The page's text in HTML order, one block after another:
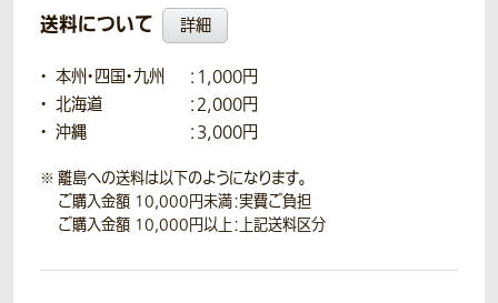
送料について 詳細
本州・四国・九州
：1,000円
北海道
：2,000円
沖縄
：3,000円
離島への送料は以下のようになります。
ご購入金額 10,000円未満：実費ご負担
ご購入金額 10,000円以上：上記送料区分